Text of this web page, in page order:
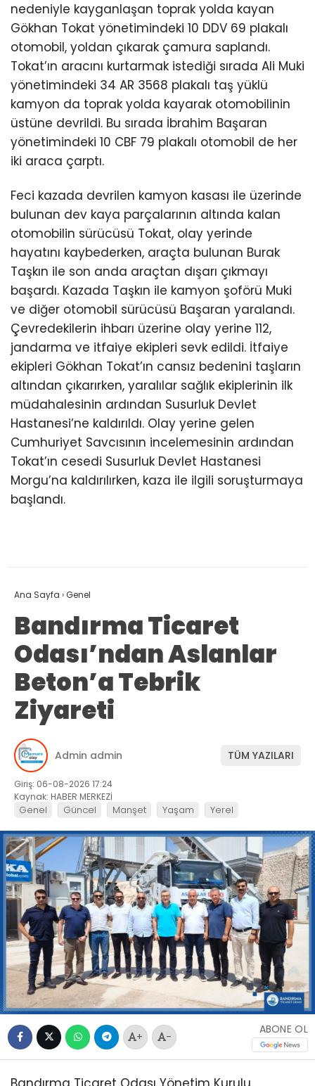
nedeniyle kayganlaşan toprak yolda kayan
Gökhan Tokat yönetimindeki 10 DDV 69 plakalı
otomobil, yoldan çıkarak çamura saplandı.
Tokat’ın aracını kurtarmak istediği sırada Ali Muki
yönetimindeki 34 AR 3568 plakalı taş yüklü
kamyon da toprak yolda kayarak otomobilinin
üstüne devrildi. Bu sırada İbrahim Başaran
yönetimindeki 10 CBF 79 plakalı otomobil de her
iki araca çarptı.
Feci kazada devrilen kamyon kasası ile üzerinde
bulunan dev kaya parçalarının altında kalan
otomobilin sürücüsü Tokat, olay yerinde
hayatını kaybederken, araçta bulunan Burak
Taşkın ile son anda araçtan dışarı çıkmayı
başardı. Kazada Taşkın ile kamyon şoförü Muki
ve diğer otomobil sürücüsü Başaran yaralandı.
Çevredekilerin ihbarı üzerine olay yerine 112,
jandarma ve itfaiye ekipleri sevk edildi. İtfaiye
ekipleri Gökhan Tokat’ın cansız bedenini taşların
altından çıkarırken, yaralılar sağlık ekiplerinin ilk
müdahalesinin ardından Susurluk Devlet
Hastanesi’ne kaldırıldı. Olay yerine gelen
Cumhuriyet Savcısının incelemesinin ardından
Tokat’ın cesedi Susurluk Devlet Hastanesi
Morgu’na kaldırılırken, kaza ile ilgili soruşturmaya
başlandı.
Ana Sayfa ›Genel
Bandırma Ticaret
Odası’ndan Aslanlar
Beton’a Tebrik
Ziyareti
Admin admin TÜM YAZILARI
Giriş: 06-08-2026 17:24
Kaynak: HABER MERKEZİ
Genel Güncel Manşet Yaşam Yerel
+ -
ABONE OL